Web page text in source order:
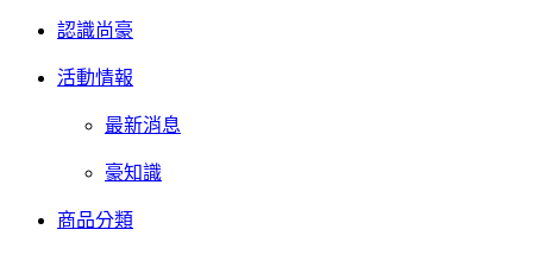
認識尚豪
活動情報
最新消息
豪知識
商品分類